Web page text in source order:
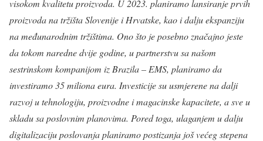
visokom kvalitetu proizvoda. U 2023. planiramo lansiranje prvih
proizvoda na tržišta Slovenije i Hrvatske, kao i dalju ekspanziju
na međunarodnim tržištima. Ono što je posebno značajno jeste
da tokom naredne dvije godine, u partnerstvu sa našom
sestrinskom kompanijom iz Brazila – EMS, planiramo da
investiramo 35 miliona eura. Investicije su usmjerene na dalji
razvoj u tehnologiju, proizvodne i magacinske kapacitete, a sve u
skladu sa poslovnim planovima. Pored toga, ulaganjem u dalju
digitalizaciju poslovanja planiramo postizanja još većeg stepena